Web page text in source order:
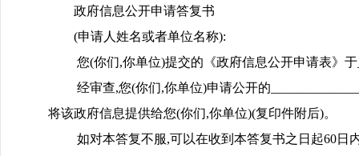
政府信息公开申请答复书
(申请人姓名或者单位名称):
您(你们,你单位)提交的《政府信息公开申请表》于
经审查,您(你们,你单位)申请公开的
将该政府信息提供给您(你们,你单位)(复印件附后)。
如对本答复不服,可以在收到本答复书之日起60日